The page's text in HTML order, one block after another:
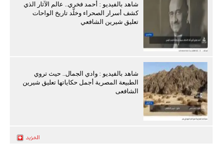
شاهد بالفيديو : أحمد فخري.. عالم الآثار الذي
كشف أسرار الصحراء وخلّد تاريخ الواحات
تعليق شيرين الشافعي
شاهد بالفيديو : وادي الجمال.. حيث تروي
الطبيعة المصرية أجمل حكاياتها تعليق شيرين
الشافعى